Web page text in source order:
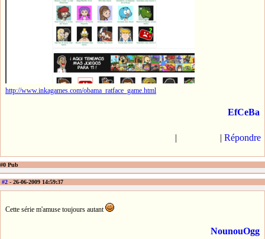
http://www.inkagames.com/obama_ratface_game.html
EfCeBa
| | Répondre
#0 Pub
#2 - 26-06-2009 14:59:37
Cette série m'amuse toujours autant
NounouOgg